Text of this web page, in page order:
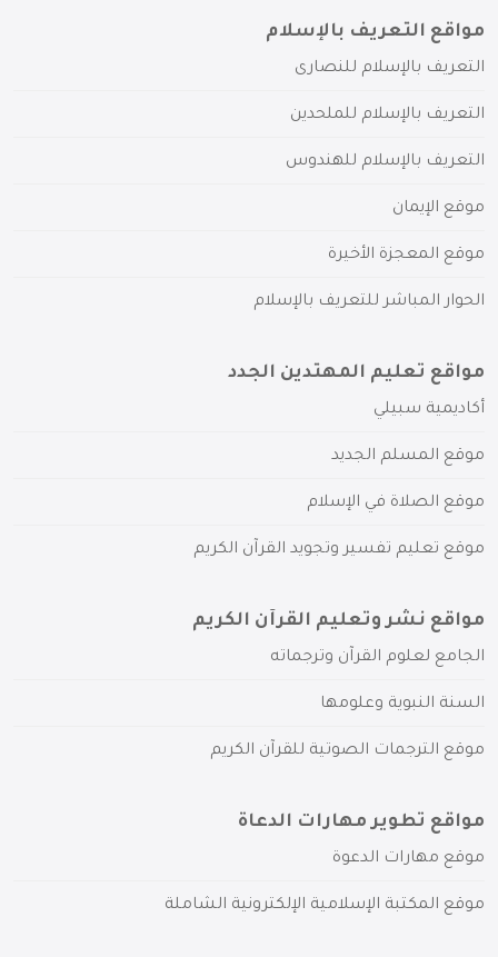
مواقع التعريف بالإسلام
التعريف بالإسلام للنصارى
التعريف بالإسلام للملحدين
التعريف بالإسلام للهندوس
موقع الإيمان
موقع المعجزة الأخيرة
الحوار المباشر للتعريف بالإسلام
مواقع تعليم المهتدين الجدد
أكاديمية سبيلي
موقع المسلم الجديد
موقع الصلاة في الإسلام
موقع تعليم تفسير وتجويد القرآن الكريم
مواقع نشر وتعليم القرآن الكريم
الجامع لعلوم القرآن وترجماته
السنة النبوية وعلومها
موقع الترجمات الصوتية للقرآن الكريم
مواقع تطوير مهارات الدعاة
موقع مهارات الدعوة
موقع المكتبة الإسلامية الإلكترونية الشاملة